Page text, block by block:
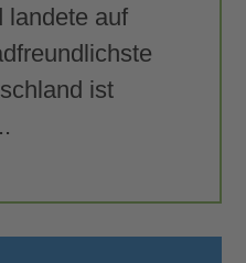
landete auf
ist